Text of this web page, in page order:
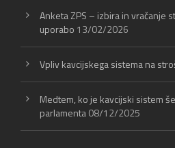
Anketa ZPS – izbira in vračanje
uporabo 13/02/2026
Vpliv kavcijskega sistema na
Medtem, ko je kavcijski sistem
parlamenta08/12/2025